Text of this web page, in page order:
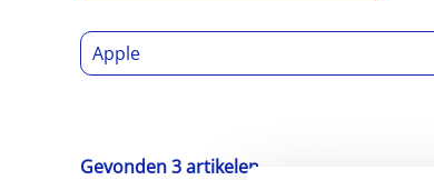
Gevonden 3 artikelen